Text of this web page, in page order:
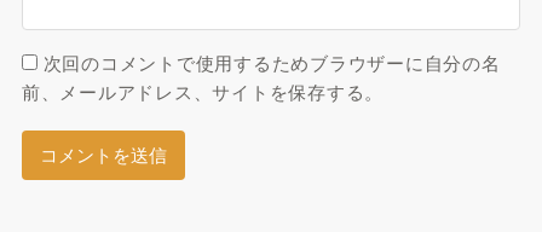
次回のコメントで使用するためブラウザーに自分の名
前、メールアドレス、サイトを保存する。